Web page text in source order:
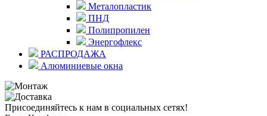
Металопластик
ПНД
Полипропилен
Энергофлекс
РАСПРОДАЖА
Алюминиевые окна
Присоединяйтесь к нам в социальных сетях!